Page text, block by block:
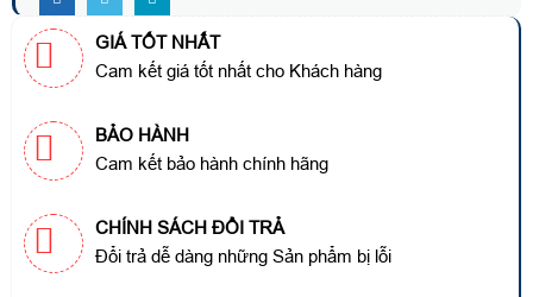
GIÁ TỐT NHẤT
Cam kết giá tốt nhất cho Khách hàng
BẢO HÀNH
Cam kết bảo hành chính hãng
CHÍNH SÁCH ĐỔI TRẢ
Đổi trả dễ dàng những Sản phẩm bị lỗi